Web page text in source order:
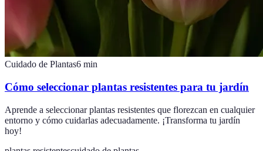
Cuidado de Plantas6 min
Cómo seleccionar plantas resistentes para tu jardín
Aprende a seleccionar plantas resistentes que florezcan en cualquier
entorno y cómo cuidarlas adecuadamente. ¡Transforma tu jardín
hoy!